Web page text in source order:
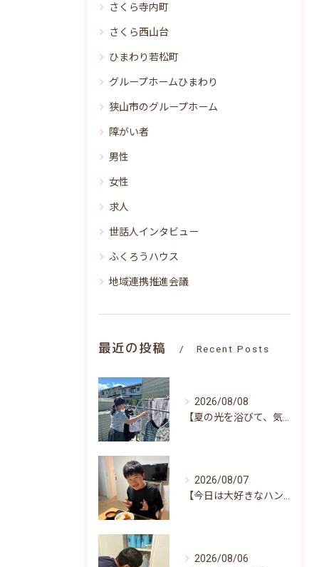
さくら寺内町
さくら西山台
ひまわり若松町
グループホームひまわり
狭山市のグループホーム
障がい者
男性
女性
求人
世話人インタビュー
ふくろうハウス
地域連携推進会議
最近の投稿 Recent Posts
2026/08/08
2026/08/07
2026/08/06